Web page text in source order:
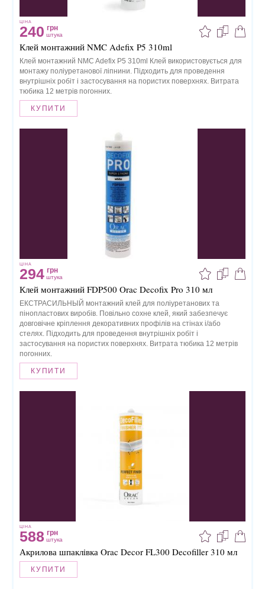
ЦІНА
240 грн
штука
Клей монтажний NMC Adefix P5 310ml
Клей монтажний NMC Adefix P5 310ml Клей використовується для
монтажу поліуретанової ліпнини. Підходить для проведення
внутрішніх робіт і застосування на пористих поверхнях. Витрата
тюбика 12 метрів погонних.
КУПИТИ
ЦІНА
294 грн
штука
Клей монтажний FDP500 Orac Decofix Pro 310 мл
ЕКСТРАСИЛЬНЫЙ монтажний клей для поліуретанових та
пінопластових виробів. Повільно сохне клей, який забезпечує
довговічне кріплення декоративних профілів на стінах і/або
стелях. Підходить для проведення внутрішніх робіт і
застосування на пористих поверхнях. Витрата тюбика 12 метрів
погонних.
КУПИТИ
ЦІНА
588 грн
штука
Акрилова шпаклівка Orac Decor FL300 Decofiller 310 мл
КУПИТИ